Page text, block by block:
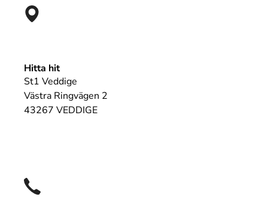
Hitta hit
St1 Veddige
Västra Ringvägen 2
43267 VEDDIGE